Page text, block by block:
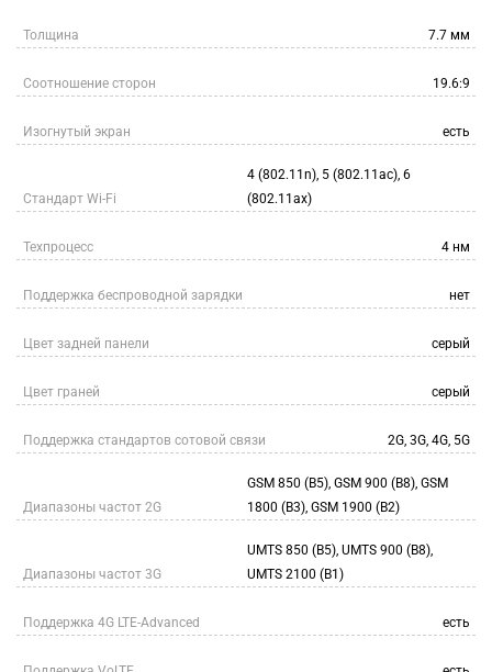
Толщина 7.7 мм
Соотношение сторон 19.6:9
Изогнутый экран есть
Стандарт Wi-Fi
4 (802.11n), 5 (802.11ac), 6
(802.11ax)
Техпроцесс 4 нм
Поддержка беспроводной зарядки нет
Цвет задней панели серый
Цвет граней серый
Поддержка стандартов сотовой связи 2G, 3G, 4G, 5G
Диапазоны частот 2G
GSM 850 (B5), GSM 900 (B8), GSM
1800 (B3), GSM 1900 (B2)
Диапазоны частот 3G
UMTS 850 (B5), UMTS 900 (B8),
UMTS 2100 (B1)
Поддержка 4G LTE-Advanced есть